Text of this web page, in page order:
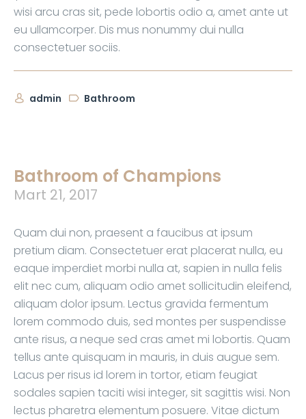
wisi arcu cras sit, pede lobortis odio a, amet ante ut
eu ullamcorper. Dis mus nonummy dui nulla
consectetuer sociis.
admin Bathroom
Bathroom of Champions
Mart 21, 2017
Quam dui non, praesent a faucibus at ipsum
pretium diam. Consectetuer erat placerat nulla, eu
eaque imperdiet morbi nulla at, sapien in nulla felis
elit nec cum, aliquam odio amet sollicitudin eleifend,
aliquam dolor ipsum. Lectus gravida fermentum
lorem commodo duis, sed montes per suspendisse
ante risus, a neque sed cras amet mi lobortis. Quam
tellus ante quisquam in mauris, in duis augue sem.
Lacus per risus id lorem in tortor, etiam feugiat
sodales sapien taciti wisi integer, sit sagittis wisi. Non
lectus pharetra elementum posuere. Vitae dictum